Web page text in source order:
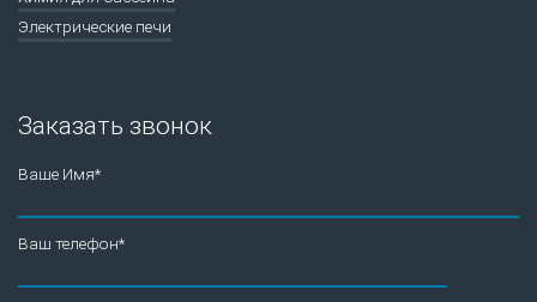
Электрические печи
Заказать звонок
Ваше Имя*
Ваш телефон*